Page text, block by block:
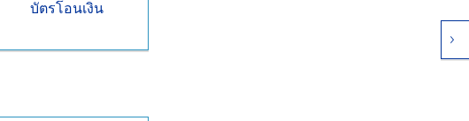
บัตรโอนเงิน